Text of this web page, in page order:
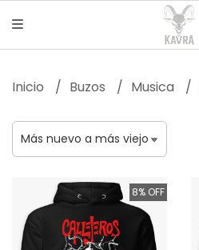
Inicio Buzos Musica
8% OFF